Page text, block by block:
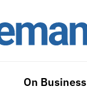
On Business